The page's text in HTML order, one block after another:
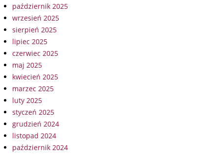
październik 2025
wrzesień 2025
sierpień 2025
lipiec 2025
czerwiec 2025
maj 2025
kwiecień 2025
marzec 2025
luty 2025
styczeń 2025
grudzień 2024
listopad 2024
październik 2024